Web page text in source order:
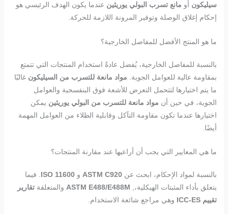
سيليكون أو مانع تسرب البولي يوريثين عندما يكون الهدف الرئيسي هو
إحكام إغلاق الوصلة وتوفير المرونة اللازمة للحركة.
ما هو المنتج الأفضل للمفاصل الخارجية؟
بالنسبة للمفاصل الخارجية، يُفضل عادةً استخدام المنتجات التي تتمتع
بمقاومة عالية للعوامل الجوية. مواد مانعة للتسرب من السيليكون غالبًا
ما يتم اختيارها لتتحمل التعرض للأشعة فوق البنفسجية والعوامل
الجوية، في حين أن مواد مانعة للتسرب من البولي يوريثين يمكن
اختيارها عندما تكون مقاومة التآكل وقابلية الطلاء من العوامل المهمة
أيضًا.
ما هي المعايير التي يجب أن أراعيها عند مقارنة المنتجات؟
بالنسبة لمواد الإحكام، ابحث عن ASTM C920و ISO 11600. فيما
يتعلق بأداء المثبتات الهيكلية،, ASTM E488/E488Mوالمتعلقة تقارير
تقييم ICC-ES
وهي مراجع شائعة الاستخدام.